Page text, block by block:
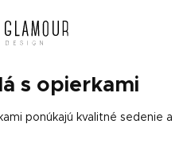
s opierkami
ponúkajú kvalitné sedenie a